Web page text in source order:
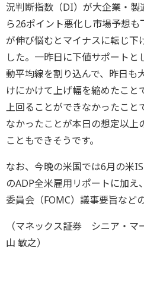
況判断指数（DI）が大企業・
ら26ポイント悪化し市場予想
が伸び悩むとマイナスに転じ下
した。一昨日に下値サポート
動平均線を割り込んで、昨日も
けにかけて上げ幅を縮めたこと
上回ることができなかったこと
なかったことが本日の想定以上
こともできそうです。
なお、今晩の米国では6月の米
のADP全米雇用リポートに加え
委員会（FOMC）議事要旨など
（マネックス証券 シニア・
山 敏之）